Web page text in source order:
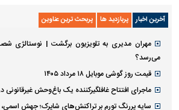
آخرین اخبار پربازدید ها پربحث ترین عناوین
مهران مدیری به تلویزیون برگشت | نوستالژی
می‌رسد؟
قیمت روز گوشی موبایل ۱۸ مرداد ۱۴۰۵
ماجرای افتتاح غافلگیرکننده یک باغ‌وحش غیرقانونی
سایه پررنگ تورم بر تراکنش‌های شاپرک؛ جهش